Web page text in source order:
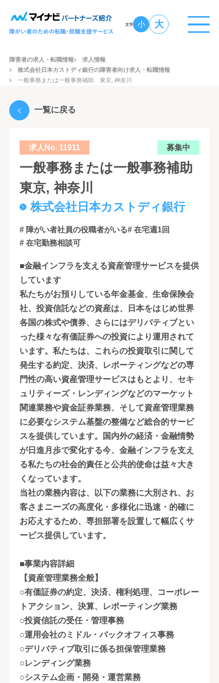
文字 小 大
障害者の求人・転職情報
求人情報
株式会社日本カストディ銀行の障害者向け求人・転職情報
一般事務または一般事務補助 東京, 神奈川
一覧に戻る
求人No. 11911 募集中
一般事務または一般事務補助
東京, 神奈川
株式会社日本カストディ銀行
# 障がい者社員の役職者がいる# 在宅週1回
# 在宅勤務相談可
■金融インフラを支える資産管理サービスを提供
しています
私たちがお預りしている年金基金、生命保険会
社、投資信託などの資産は、日本をはじめ世界
各国の株式や債券、さらにはデリバティブとい
った様々な有価証券への投資により運用されて
います。私たちは、これらの投資取引に関して
発生する約定、決済、レポーティングなどの専
門性の高い資産管理サービスはもとより、セキ
ュリティーズ・レンディングなどのマーケット
関連業務や資金証券業務、そして資産管理業務
に必要なシステム基盤の整備など総合的サービ
スを提供しています。国内外の経済・金融情勢
が日進月歩で変化する今、金融インフラを支え
る私たちの社会的責任と公共的使命は益々大き
くなっています。
当社の業務内容は、以下の業務に大別され、お
客さまニーズの高度化・多様化に迅速・的確に
お応えするため、専担部署を設置して幅広くサ
ービス提供しています。
■事業内容詳細
【資産管理業務全般】
○有価証券の約定、決済、権利処理、コーポレー
トアクション、決算、レポーティング業務
○投資信託の受任・管理事務
○運用会社のミドル・バックオフィス事務
○デリバティブ取引に係る担保管理業務
○レンディング業務
○システム企画・開発・運営業務